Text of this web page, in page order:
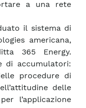
a una rete
il sistema di
americana,
365 Energy.
di accumulatori:
procedure di
delle
l’applicazione